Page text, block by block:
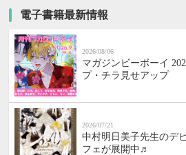
電子書籍最新情報
2026/08/06
マガジンビーボーイ
プ・チラ見せアップ
2026/07/21
中村明日美子先生のデ
フェが展開中♬